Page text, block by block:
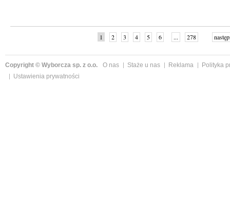
1 2 3 4 5 6 ... 278
Copyright © Wyborcza sp. z o.o. O nas Staże u nas Reklama
Polityka
Ustawienia prywatności